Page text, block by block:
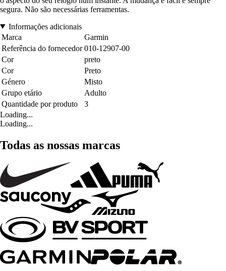
segura. Não são necessárias ferramentas.
Informações adicionais
Marca
Garmin
Referência do fornecedor 010-12907-00
Cor
preto
Cor
Preto
Género
Misto
Grupo etário
Adulto
Quantidade por produto
3
Loading...
Loading...
Todas as nossas marcas